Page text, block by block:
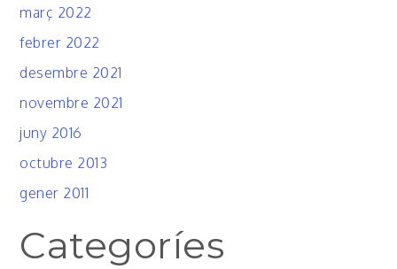
març 2022
febrer 2022
desembre 2021
novembre 2021
juny 2016
octubre 2013
gener 2011
Categoríes